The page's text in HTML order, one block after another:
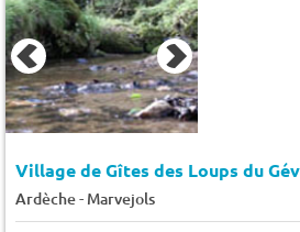
Ardèche- Marvejols